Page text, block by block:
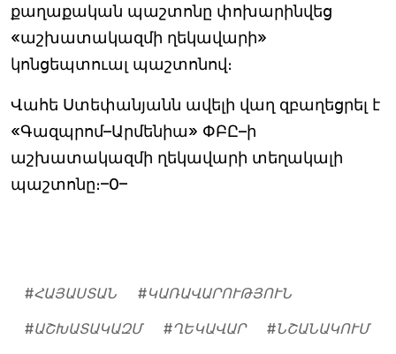
քաղաքական պաշտոնը փոխարինվեց
«աշխատակազմի ղեկավարի»
կոնցեպտուալ պաշտոնով։
Վահե Ստեփանյանն ավելի վաղ զբաղեցրել է
«Գազպրոմ–Արմենիա» ՓԲԸ–ի
աշխատակազմի ղեկավարի տեղակալի
պաշտոնը։–0–
#ՀԱՅԱՍՏԱՆ #ԿԱՌԱՎԱՐՈՒԹՅՈՒՆ
#ԱՇԽԱՏԱԿԱԶՄ #ՂԵԿԱՎԱՐ #ՆՇԱՆԱԿՈՒՄ